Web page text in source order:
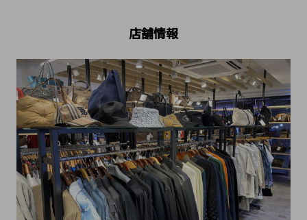
店舗情報